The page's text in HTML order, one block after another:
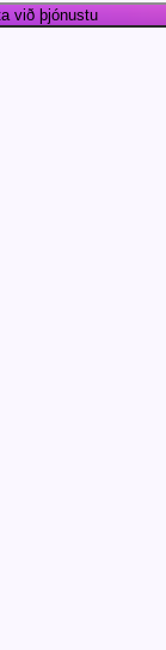
við þjónustu